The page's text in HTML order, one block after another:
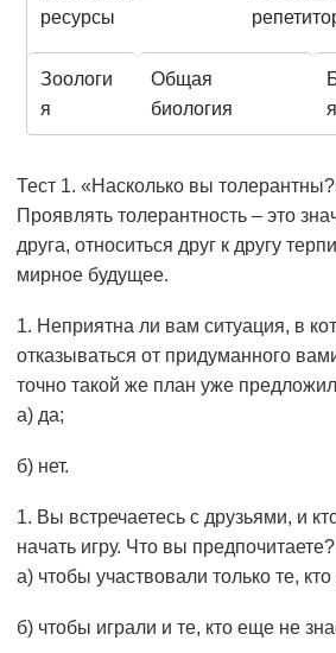
ресурсы
Зоологи
я
Общая
биология
я
Тест 1. «Насколько вы
Проявлять толерантность – это
друга, относиться друг к другу
мирное будущее.
Неприятна ли вам ситуация, в
отказываться от придуманного
точно такой же план уже
а) да;
б) нет.
Вы встречаетесь с друзьями, и
начать игру. Что вы предпочитаете?
а) чтобы участвовали только те,
б) чтобы играли и те, кто еще не